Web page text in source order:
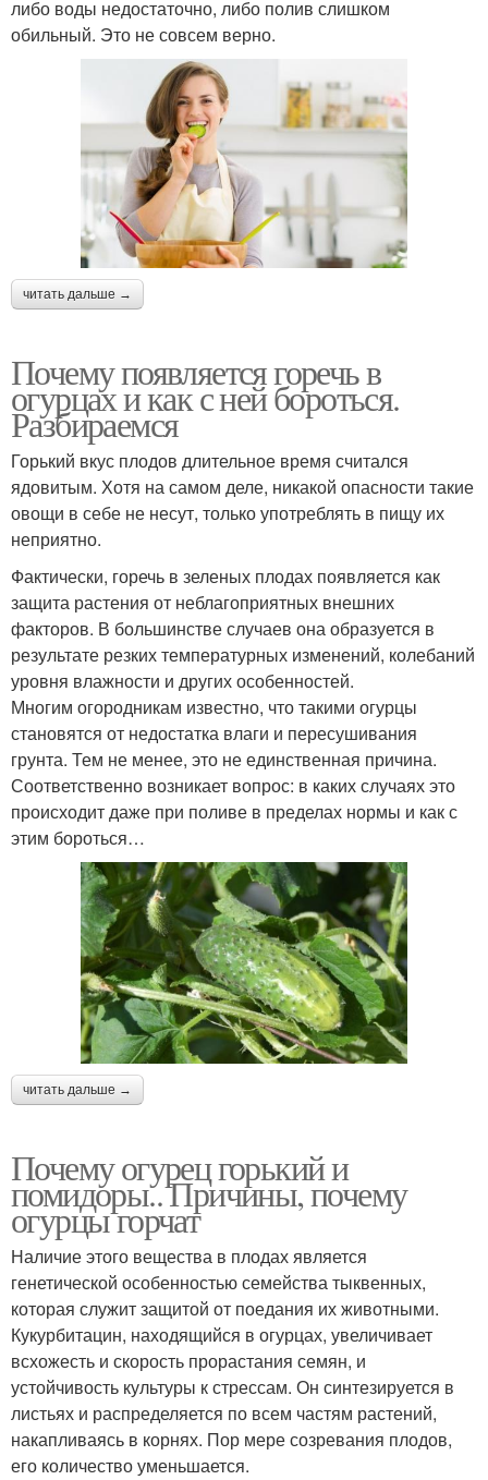
либо воды недостаточно, либо полив слишком
обильный. Это не совсем верно.
читать дальше →
Почему появляется горечь в
огурцах и как с ней бороться.
Разбираемся
Горький вкус плодов длительное время считался
ядовитым. Хотя на самом деле, никакой опасности такие
овощи в себе не несут, только употреблять в пищу их
неприятно.
Фактически, горечь в зеленых плодах появляется как
защита растения от неблагоприятных внешних
факторов. В большинстве случаев она образуется в
результате резких температурных изменений, колебаний
уровня влажности и других особенностей.
Многим огородникам известно, что такими огурцы
становятся от недостатка влаги и пересушивания
грунта. Тем не менее, это не единственная причина.
Соответственно возникает вопрос: в каких случаях это
происходит даже при поливе в пределах нормы и как с
этим бороться…
читать дальше →
Почему огурец горький и
помидоры.. Причины, почему
огурцы горчат
Наличие этого вещества в плодах является
генетической особенностью семейства тыквенных,
которая служит защитой от поедания их животными.
Кукурбитацин, находящийся в огурцах, увеличивает
всхожесть и скорость прорастания семян, и
устойчивость культуры к стрессам. Он синтезируется в
листьях и распределяется по всем частям растений,
накапливаясь в корнях. Пор мере созревания плодов,
его количество уменьшается.